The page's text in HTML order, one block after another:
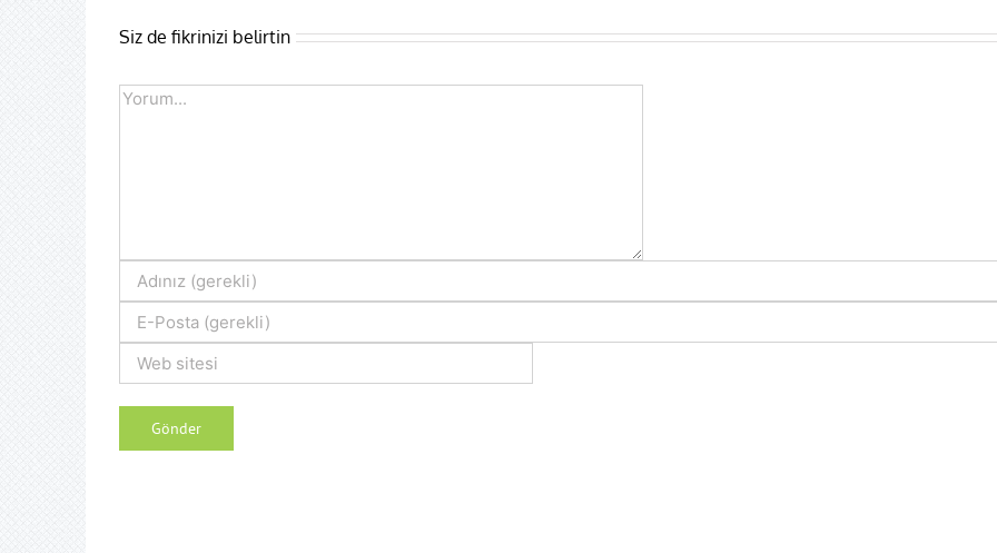
Siz de fikrinizi belirtin
Comment